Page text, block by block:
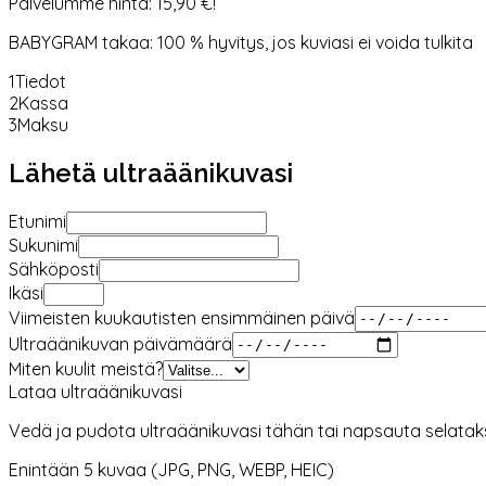
BABYGRAM takaa: 100 % hyvitys, jos kuviasi ei voida tulkita
1Tiedot
2Kassa
3Maksu
Lähetä ultraäänikuvasi
Etunimi
Sukunimi
Sähköposti
Ikäsi
Viimeisten kuukautisten ensimmäinen päivä
Ultraäänikuvan päivämäärä
Miten kuulit meistä?
Lataa ultraäänikuvasi
Vedä ja pudota ultraäänikuvasi tähän tai napsauta
Enintään 5 kuvaa (JPG, PNG, WEBP, HEIC)